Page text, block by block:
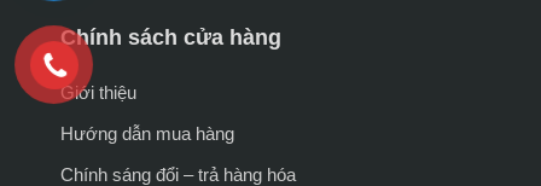
Chính sách cửa hàng
Giới thiệu
Hướng dẫn mua hàng
Chính sáng đổi – trả hàng hóa